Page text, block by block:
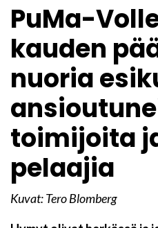
​PuMa-
kauden
nuoria
toimijoita
pelaajia
Kuvat: Tero Blomberg